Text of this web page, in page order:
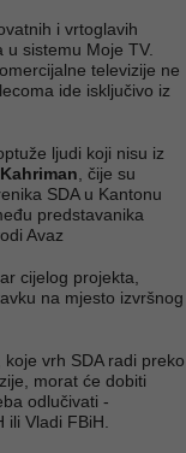
i vrtoglavih
sistemu Moje TV.
televizije ne
ide isključivo iz
ljudi koji nisu iz
, čije su
SDA u Kantonu
predstavanika
Avaz
cijelog projekta,
na mjesto izvršnog
vrh SDA radi preko
morat će dobiti
odlučivati -
Vladi FBiH.